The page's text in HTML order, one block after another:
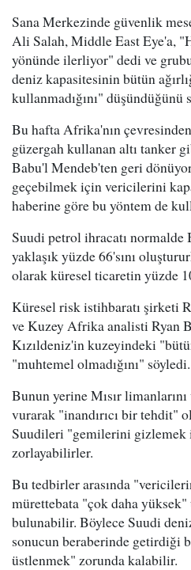
Sana Merkezinde güvenlik
Ali Salah, Middle East Eye'a,
yönünde ilerliyor" dedi ve
deniz kapasitesinin bütün
kullanmadığını" düşündüğünü
Bu hafta Afrika'nın
güzergah kullanan altı tanker
Babu'l Mendeb'ten geri
geçebilmek için vericilerini
haberine göre bu yöntem de
Suudi petrol ihracatı
yaklaşık yüzde 66'sını
olarak küresel ticaretin yüzde
Küresel risk istihbaratı şirketi
ve Kuzey Afrika analisti Ryan
Kızıldeniz'in kuzeyindeki
"muhtemel olmadığını" söyledi.
Bunun yerine Mısır limanlarını
vurarak "inandırıcı bir tehdit"
Suudileri "gemilerini gizlemek
zorlayabilirler.
Bu tedbirler arasında
mürettebata "çok daha
bulunabilir. Böylece Suudi
sonucun beraberinde getirdiği
üstlenmek" zorunda kalabilir.